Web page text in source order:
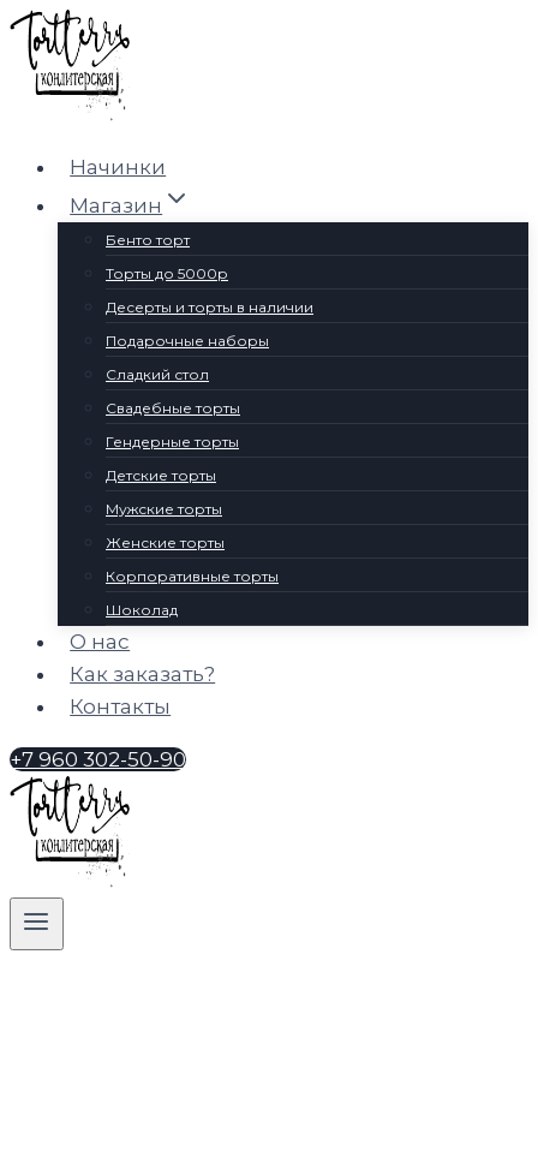
Перейти
содержимому
Начинки
Магазин
Бенто торт
Торты до 5000р
Десерты и торты в наличии
Подарочные наборы
Сладкий стол
Свадебные торты
Гендерные торты
Детские торты
Мужские торты
Женские торты
Корпоративные торты
Шоколад
О нас
Как заказать?
Контакты
+7 960 302-50-90